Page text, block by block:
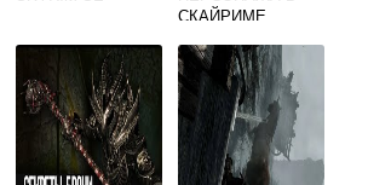
СКАЙРИМЕ